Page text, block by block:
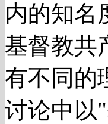
内的知名
基督教共
有不同的
讨论中以